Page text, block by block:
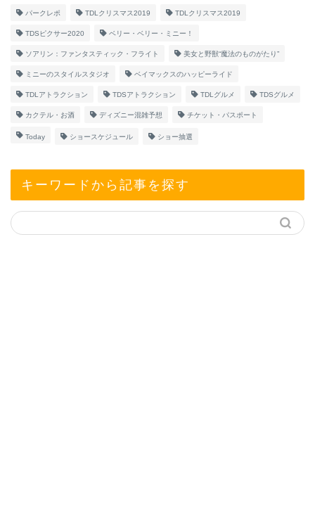
パークレポ TDLクリスマス2019 TDLクリスマス2019
TDSピクサー2020 ベリー・ベリー・ミニー！
ソアリン：ファンタスティック・フライト 美女と野獣“魔法のものがたり”
ミニーのスタイルスタジオ ベイマックスのハッピーライド
TDLアトラクション TDSアトラクション TDLグルメ TDSグルメ
カクテル・お酒 ディズニー混雑予想 チケット・パスポート
Today ショースケジュール ショー抽選
キーワードから記事を探す